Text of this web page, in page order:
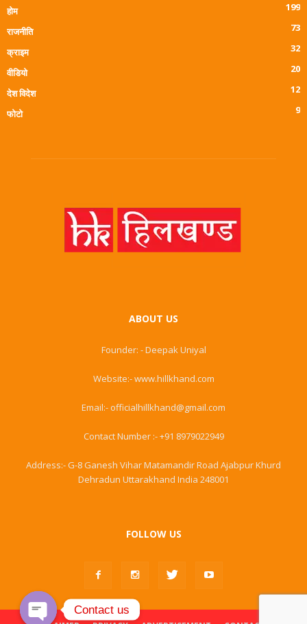
होम
199
राजनीति
73
क्राइम
32
वीडियो
20
देश विदेश
12
फोटो
9
ABOUT US
Founder: - Deepak Uniyal
Website:- www.hillkhand.com
Email:- officialhillkhand@gmail.com
Contact Number :- +91 8979022949
Address:- G-8 Ganesh Vihar Matamandir Road Ajabpur Khurd
Dehradun Uttarakhand India 248001
FOLLOW US
Contact us